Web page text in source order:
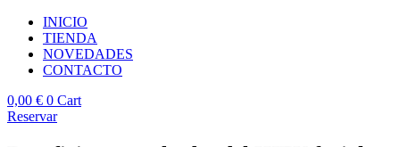
INICIO
TIENDA
NOVEDADES
CONTACTO
0,00 € 0 Cart
Reservar